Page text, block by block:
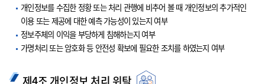
개인정보를 수집한 정황 또는 처리 관행에 비추어 볼 때 개인정보의 추가적인
이용 또는 제공에 대한 예측 가능성이 있는지 여부
정보주체의 이익을 부당하게 침해하는지 여부
가명처리 또는 암호화 등 안전성 확보에 필요한 조치를 하였는지 여부